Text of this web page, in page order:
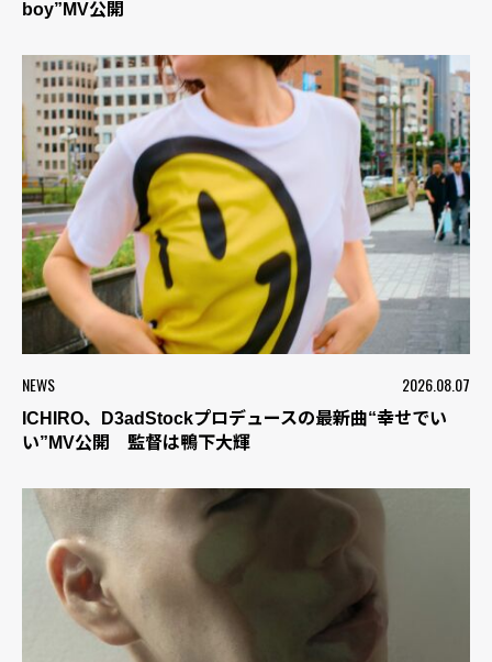
boy”MV公開
NEWS 2026.08.07
ICHIRO、D3adStockプロデュースの最新曲“幸せでい
い”MV公開 監督は鴨下大輝